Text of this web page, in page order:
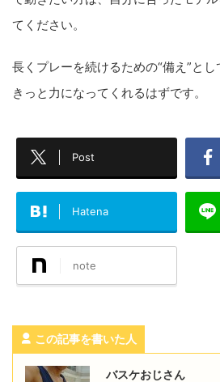
てください。
長くプレーを続けるための“備え”と
きっと力になってくれるはずです。
Post
Hatena
note
この記事を書いた人
バスケおじさん